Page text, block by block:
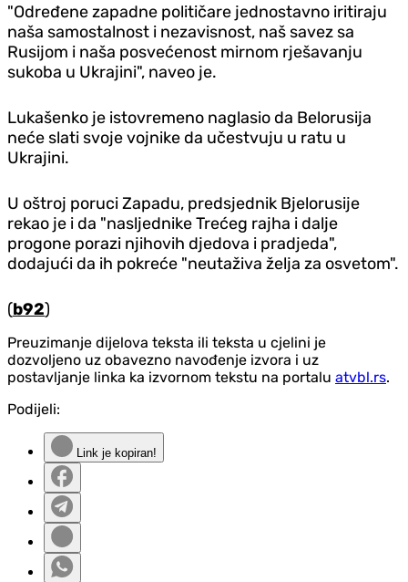
"Određene zapadne političare jednostavno iritiraju
naša samostalnost i nezavisnost, naš savez sa
Rusijom i naša posvećenost mirnom rješavanju
sukoba u Ukrajini", naveo je.
Lukašenko je istovremeno naglasio da Belorusija
neće slati svoje vojnike da učestvuju u ratu u
Ukrajini.
U oštroj poruci Zapadu, predsjednik Bjelorusije
rekao je i da "nasljednike Trećeg rajha i dalje
progone porazi njihovih djedova i pradjeda",
dodajući da ih pokreće "neutaživa želja za osvetom".
(b92)
Preuzimanje dijelova teksta ili teksta u cjelini je
dozvoljeno uz obavezno navođenje izvora i uz
postavljanje linka ka izvornom tekstu na portalu atvbl.rs.
Podijeli:
Link je kopiran!